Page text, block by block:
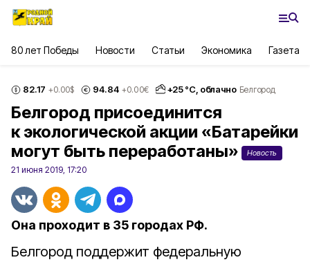
80 лет Победы Новости Статьи Экономика Газета
82.17 +0.00$ 94.84 +0.00€ +25°С, облачно Белгород
Белгород присоединится
к экологической акции «Батарейки
могут быть переработаны»
Новость
21 июня 2019, 17:20
Она проходит в 35 городах РФ.
Белгород поддержит федеральную